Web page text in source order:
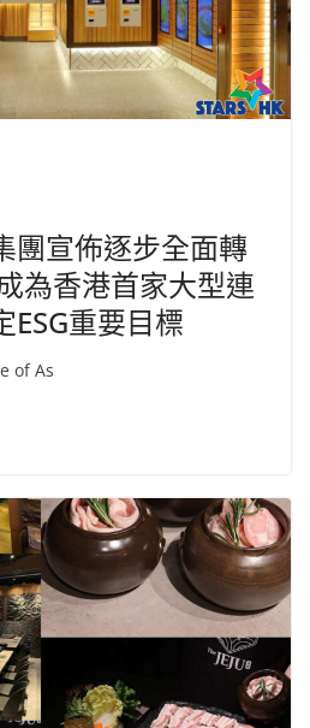
團宣佈逐步全面轉
為香港首家大型連
ESG重要目標
of As